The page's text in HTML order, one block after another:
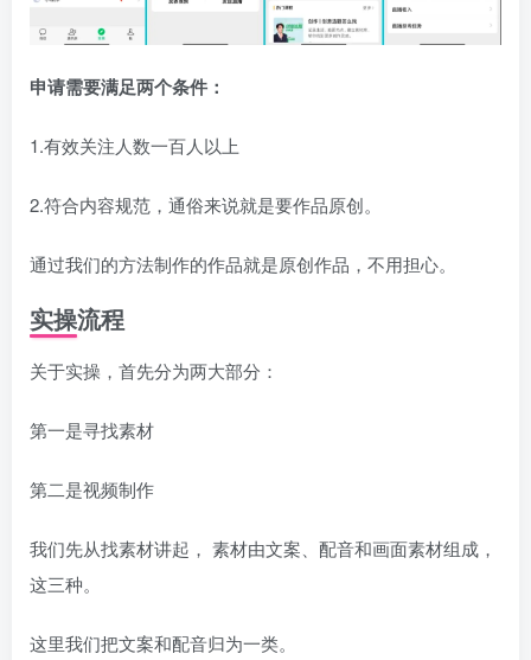
申请需要满足两个条件：
1.有效关注人数一百人以上
2.符合内容规范，通俗来说就是要作品原创。
通过我们的方法制作的作品就是原创作品，不用担心。
实操流程
关于实操，首先分为两大部分：
第一是寻找素材
第二是视频制作
我们先从找素材讲起， 素材由文案、配音和画面素材组成，
这三种。
这里我们把文案和配音归为一类。